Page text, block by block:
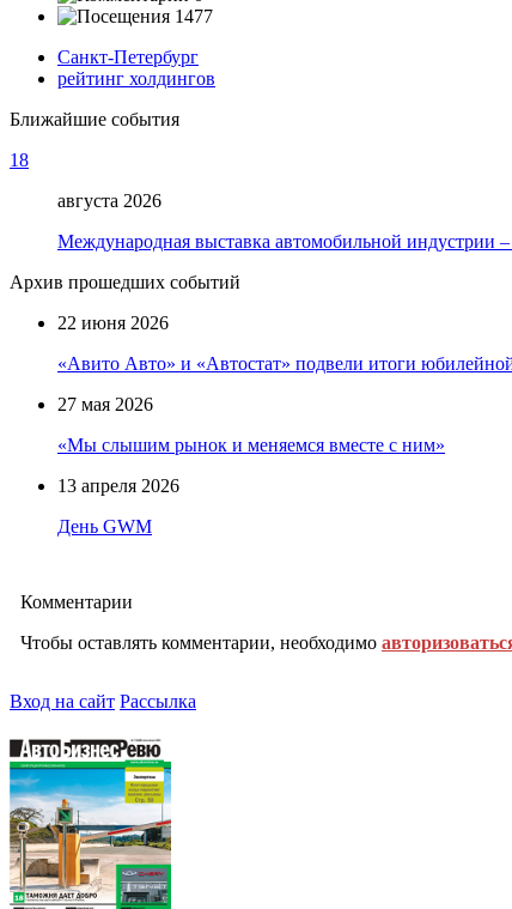
1477
Санкт-Петербург
рейтинг холдингов
Ближайшие события
18
августа 2026
Международная выставка автомобильной индустрии
Архив прошедших событий
22 июня 2026
«Авито Авто» и «Автостат» подвели итоги
27 мая 2026
«Мы слышим рынок и меняемся вместе с ним»
13 апреля 2026
День GWM
Комментарии
Чтобы оставлять комментарии, необходимо
Вход на сайт Рассылка